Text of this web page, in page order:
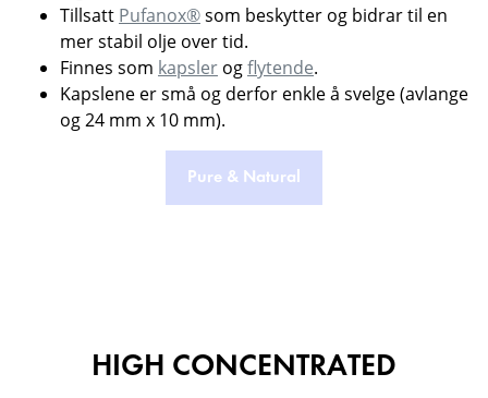
Tillsatt Pufanox®som beskytter og bidrar til en
mer stabil olje over tid.
Finnes som kapsler ogflytende.
Kapslene er små og derfor enkle å svelge (avlange
og 24 mm x 10 mm).
Pure & Natural
HIGH CONCENTRATED